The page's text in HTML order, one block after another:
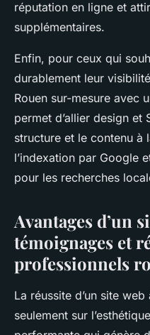
réputation en ligne et
supplémentaires.
Enfin, pour ceux qui
durablement leur
Rouen sur-mesure avec
permet d’allier design et
structure et le contenu à
l’indexation par Google
pour les recherches
Avantages d’un
témoignages et
professionnels
La réussite d’un site
seulement sur